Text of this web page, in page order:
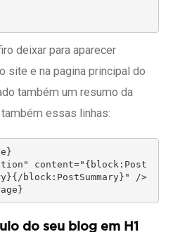
deixar para aparecer
site e na pagina principal do
também um resumo da
essas linhas:
content="{block:Post
block:PostSummary}" />
do seu blog em H1